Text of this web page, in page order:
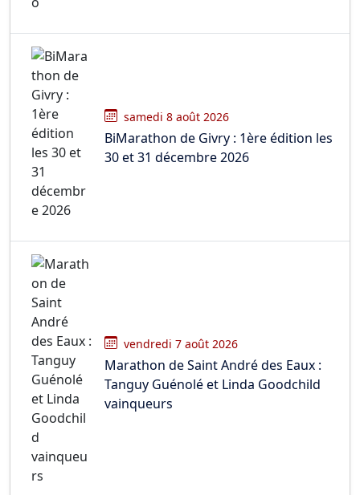
samedi 8 août 2026
BiMarathon de Givry : 1ère édition les
30 et 31 décembre 2026
vendredi 7 août 2026
Marathon de Saint André des Eaux :
Tanguy Guénolé et Linda Goodchild
vainqueurs